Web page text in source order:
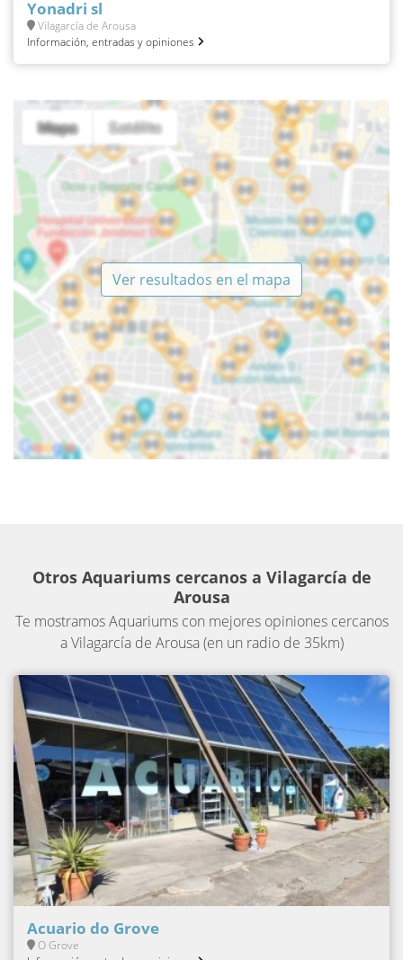
Yonadri sl
Vilagarcía de Arousa
Información, entradas y opiniones
Ver resultados en el mapa
Otros Aquariums cercanos a Vilagarcía de
Arousa
Te mostramos Aquariums con mejores opiniones cercanos
a Vilagarcía de Arousa (en un radio de 35km)
Acuario do Grove
O Grove